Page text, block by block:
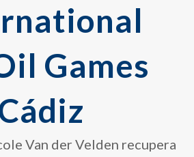
Games
Van der Velden recupera